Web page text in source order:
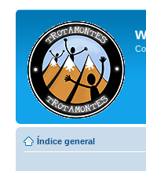
Índice general